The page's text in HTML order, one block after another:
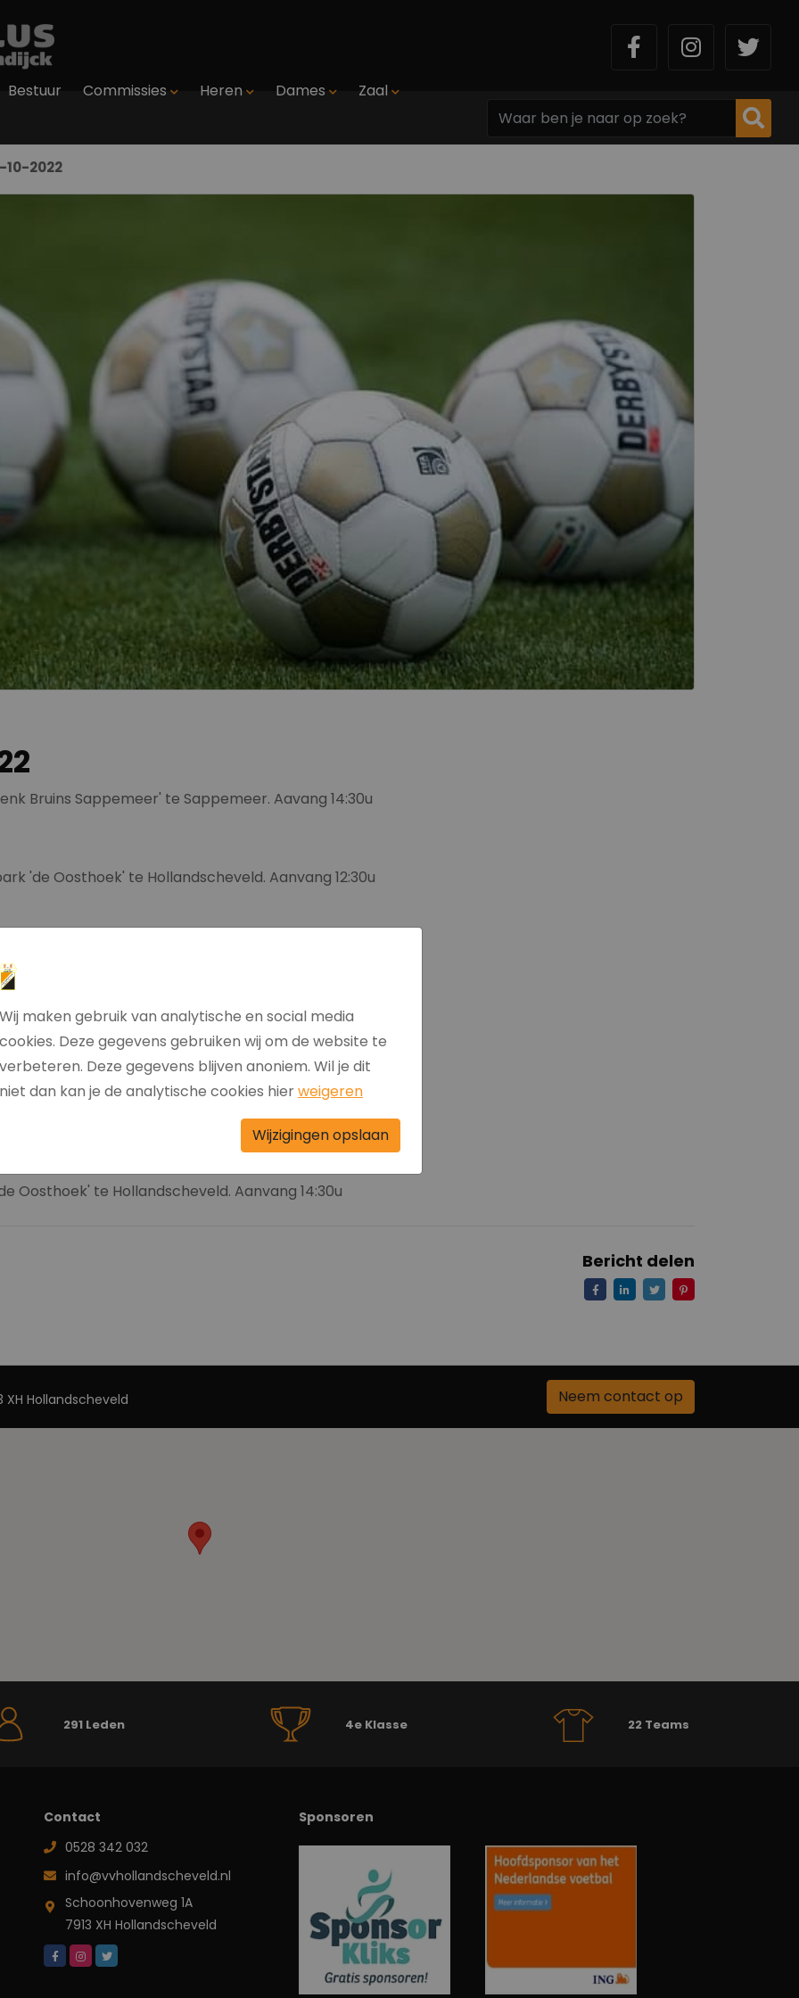
Bestuur Commissies Heren Dames Zaal
2022
Bruins Sappemeer' te Sappemeer. Aavang 14:30u
'de Oosthoek' te Hollandscheveld. Aanvang 12:30u
'Hoge Bos' te Hollandscheveld. Aanvang 14:00u
Oosthoek' te Hollandscheveld. Aanvang 14:30u
te Coevorden. Aanvang 14:30u
Oosthoek' te Hollandscheveld. Aanvang 14:30u
Bericht delen
XH Hollandscheveld Neem contact op
291 Leden 4e Klasse 22 Teams
Contact
0528 342 032
info@vvhollandscheveld.nl
Schoonhovenweg 1A
7913 XH Hollandscheveld
Sponsoren
Wij maken gebruik van analytische en social media
cookies. Deze gegevens gebruiken wij om de website te
verbeteren. Deze gegevens blijven anoniem. Wil je dit
niet dan kan je de analytische cookies hierweigeren
Wijzigingen opslaan